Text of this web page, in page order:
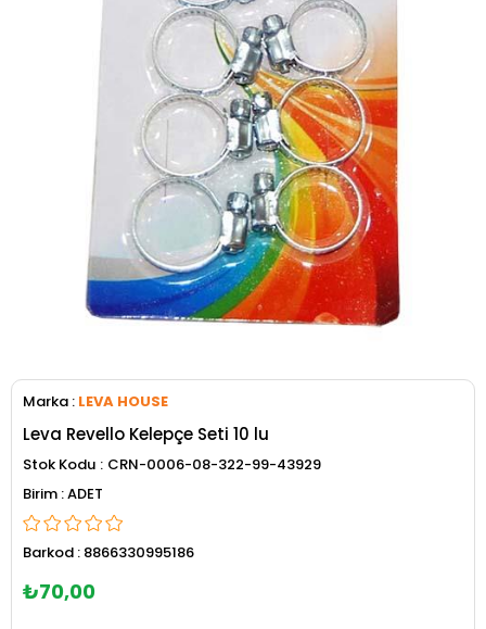
Marka : LEVA HOUSE
Leva Revello Kelepçe Seti 10 lu
Stok Kodu
CRN-0006-08-322-99-43929
ADET
Barkod : 8866330995186
₺70,00